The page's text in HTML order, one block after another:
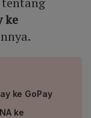
ke
ke GoPay
ke